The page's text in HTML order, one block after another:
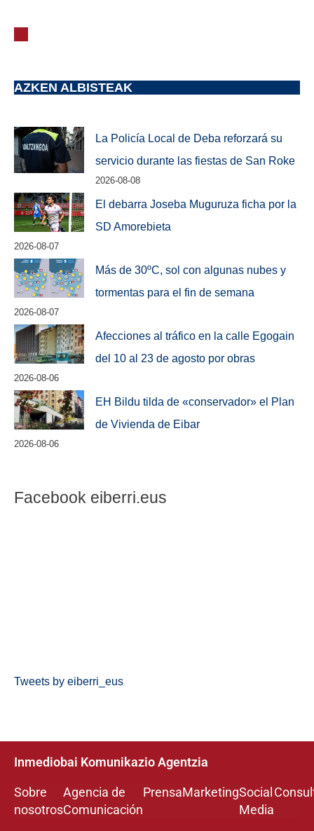
AZKEN ALBISTEAK
La Policía Local de Deba reforzará su
servicio durante las fiestas de San Roke
2026-08-08
El debarra Joseba Muguruza ficha por la
SD Amorebieta
2026-08-07
Más de 30ºC, sol con algunas nubes y
tormentas para el fin de semana
2026-08-07
Afecciones al tráfico en la calle Egogain
del 10 al 23 de agosto por obras
2026-08-06
EH Bildu tilda de «conservador» el Plan
de Vivienda de Eibar
2026-08-06
Facebook eiberri.eus
Tweets by eiberri_eus
Inmediobai Komunikazio Agentzia
Sobre
nosotros
Agencia de
Comunicación
PrensaMarketingSocial
Media